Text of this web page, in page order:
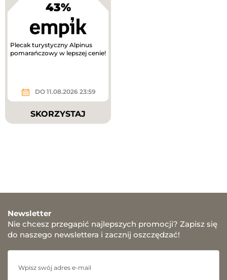
43%
Plecak turystyczny Alpinus
pomarańczowy w lepszej cenie!
DO 11.08.2026 23:59
SKORZYSTAJ
Newsletter
Nie chcesz przegapić najlepszych promocji? Zapisz się
do naszego newslettera i zacznij oszczędzać!